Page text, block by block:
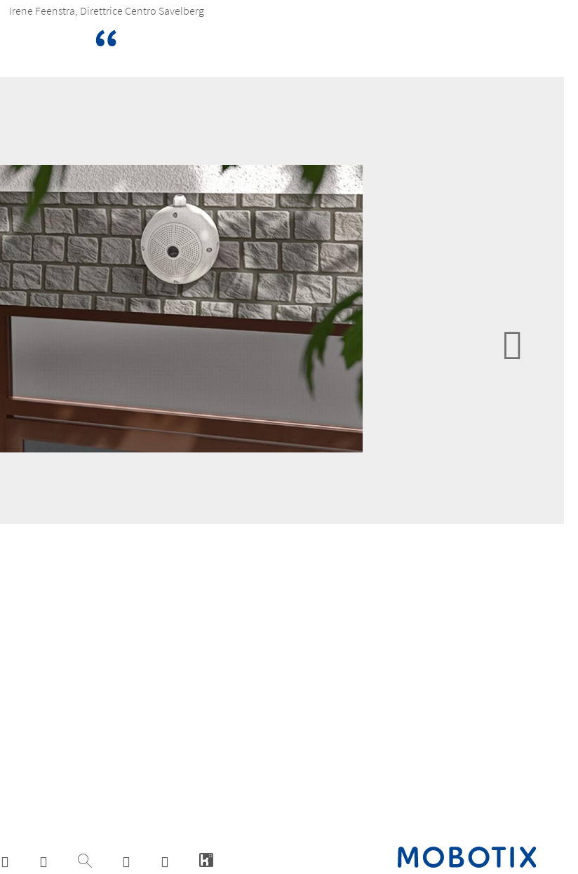
Irene Feenstra, Direttrice Centro Savelberg